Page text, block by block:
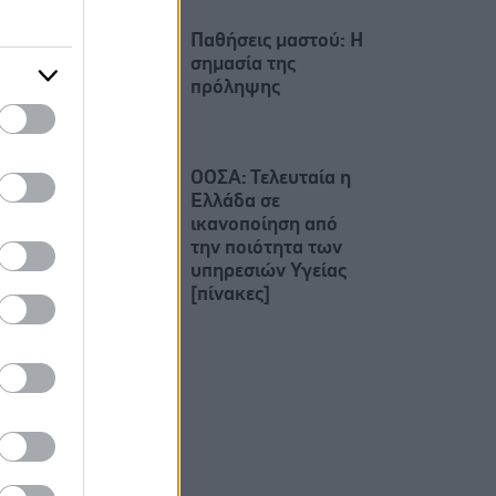
Παθήσεις μαστού: Η
σημασία της
πρόληψης
ΟΟΣΑ: Τελευταία η
Ελλάδα σε
ικανοποίηση από
την ποιότητα των
υπηρεσιών Υγείας
[πίνακες]